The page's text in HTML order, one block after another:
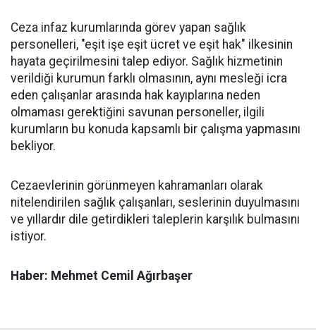
Ceza infaz kurumlarında görev yapan sağlık
personelleri, "eşit işe eşit ücret ve eşit hak" ilkesinin
hayata geçirilmesini talep ediyor. Sağlık hizmetinin
verildiği kurumun farklı olmasının, aynı mesleği icra
eden çalışanlar arasında hak kayıplarına neden
olmaması gerektiğini savunan personeller, ilgili
kurumların bu konuda kapsamlı bir çalışma yapmasını
bekliyor.
Cezaevlerinin görünmeyen kahramanları olarak
nitelendirilen sağlık çalışanları, seslerinin duyulmasını
ve yıllardır dile getirdikleri taleplerin karşılık bulmasını
istiyor.
Haber: Mehmet Cemil Ağırbaşer